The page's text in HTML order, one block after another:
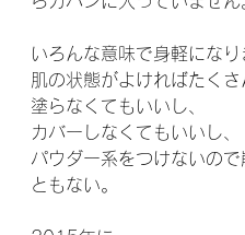
いろんな意味で身軽になり
肌の状態がよければたくさ
塗らなくてもいいし、
カバーしなくてもいいし、
パウダー系をつけないので
ともない。